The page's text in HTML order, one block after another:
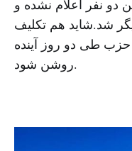
دو نفر اعلام نشده و
شد.شاید هم تکلیف
طی دو روز آینده
روشن شود.